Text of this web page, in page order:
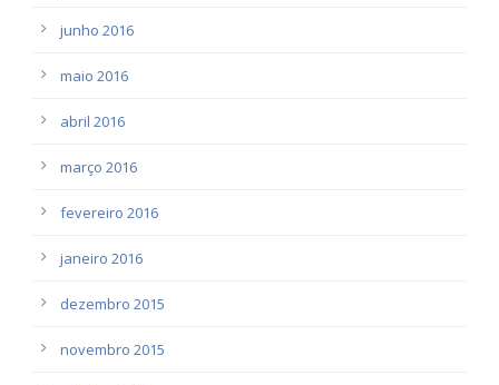
junho 2016
maio 2016
abril 2016
março 2016
fevereiro 2016
janeiro 2016
dezembro 2015
novembro 2015